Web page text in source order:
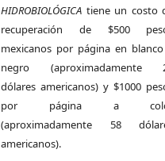
HIDROBIOLÓGICA tiene un costo
recuperación de $500
mexicanos por página en
negro (aproximadamente
dólares americanos) y $1000
por página a
(aproximadamente 58
americanos).